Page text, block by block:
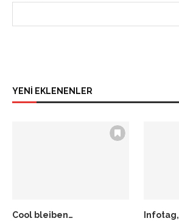
YENİ EKLENENLER
Cool bleiben…
Infotag,